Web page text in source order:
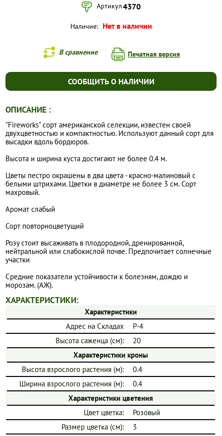
Артикул4370
Наличие: Нет в наличии
В сравнение Печатная версия
СООБЩИТЬ О НАЛИЧИИ
ОПИСАНИЕ :
"Fireworks" сорт американской селекции, известен своей
двухцветностью и компактностью. Используют данный сорт для
высадки вдоль бордюров.
Высота и ширина куста достигают не более 0.4 м.
Цветы пестро окрашены в два цвета - красно-малиновый с
белыми штрихами. Цветки в диаметре не более 3 см. Сорт
махровый.
Аромат слабый
Сорт повторноцветущий
Розу стоит высаживать в плодородной, дренированной,
нейтральной или слабокислой почве. Предпочитает солнечные
участки
Средние показатели устойчивости к болезням, дождю и
морозам. (АЖ).
ХАРАКТЕРИСТИКИ:
Характеристики
Адрес на Складах
Р-4
Высота саженца (см):
20
Характеристики кроны
Высота взрослого растения (м):
0.4
Ширина взрослого растения (м):
0.4
Характеристики цветения
Цвет цветка:
Розовый
Размер цветка (см):
3